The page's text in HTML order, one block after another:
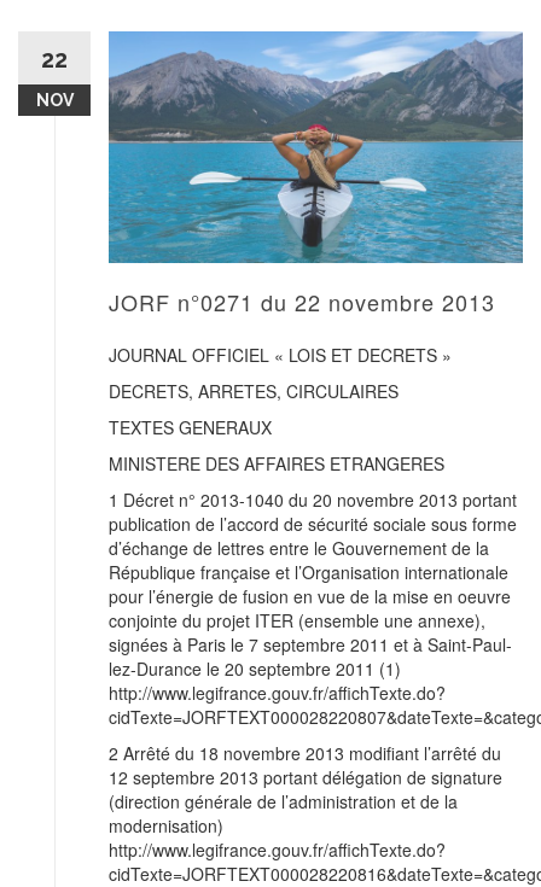
22
NOV
JORF n°0271 du 22 novembre 2013
JOURNAL OFFICIEL « LOIS ET DECRETS »
DECRETS, ARRETES, CIRCULAIRES
TEXTES GENERAUX
MINISTERE DES AFFAIRES ETRANGERES
1 Décret n° 2013-1040 du 20 novembre 2013 portant
publication de l’accord de sécurité sociale sous forme
d’échange de lettres entre le Gouvernement de la
République française et l’Organisation internationale
pour l’énergie de fusion en vue de la mise en oeuvre
conjointe du projet ITER (ensemble une annexe),
signées à Paris le 7 septembre 2011 et à Saint-Paul-
lez-Durance le 20 septembre 2011 (1)
http://www.legifrance.gouv.fr/affichTexte.do?
2 Arrêté du 18 novembre 2013 modifiant l’arrêté du
12 septembre 2013 portant délégation de signature
(direction générale de l’administration et de la
modernisation)
http://www.legifrance.gouv.fr/affichTexte.do?